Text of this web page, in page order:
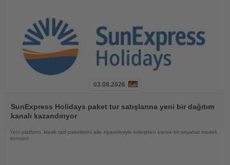
Oku
03.08.2026
SunExpress Holidays paket tur satışlarına yeni bir dağıtım
kanalı kazandırıyor
Yeni platform, klasik tatil paketlerini aile ziyaretleriyle birleştiren esnek bir seyahat modeli
sunuyor